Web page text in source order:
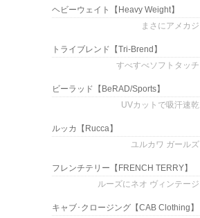
ヘビーウェイト
【Heavy Weight】
まさにアメカジ
トライブレンド 【Tri-Brend】
すべすべソフトタッチ
ビーラッド 【BeRAD/Sports】
UVカットで吸汗速乾
ルッカ
【Rucca】
ユルカワ ガールズ
フレンチテリー 【FRENCH TERRY】
ルーズにネオ ヴィンテージ
キャブ･クロージング 【CAB Clothing】